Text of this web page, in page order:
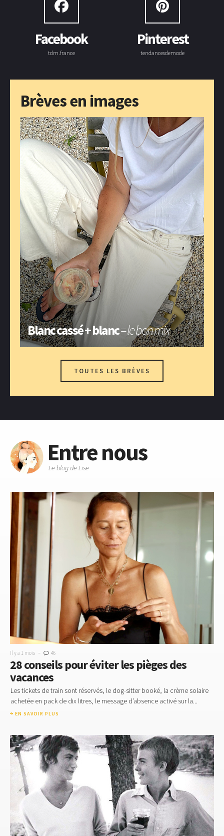
Facebook
tdm.france
Pinterest
tendancesdemode
Brèves en images
Blanc cassé + blanc= le bon mix
TOUTES LES BRÈVES
Entre nous
Le blog de Lise
Il y a 1 mois - 46
28 conseils pour éviter les pièges des
vacances
Les tickets de train sont réservés, le dog-sitter booké, la crème solaire
achetée en pack de dix litres, le message d’absence activé sur la...
EN SAVOIR PLUS